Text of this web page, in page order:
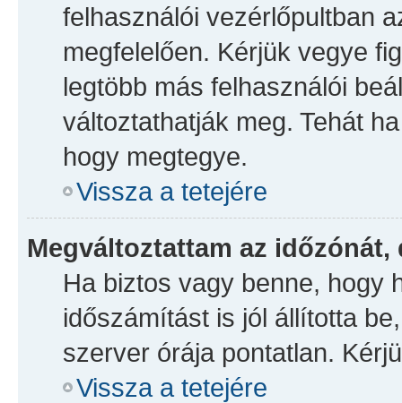
felhasználói vezérlőpultban
megfelelően. Kérjük vegye
legtöbb más felhasználói
változtathatják meg. Tehát
hogy megtegye.
Vissza a tetejére
Megváltoztattam az
Ha biztos vagy benne, hogy
időszámítást is jól állította
szerver órája pontatlan.
Vissza a tetejére